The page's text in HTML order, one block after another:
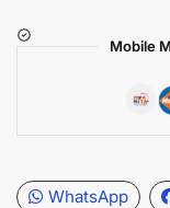
Mobile
WhatsApp